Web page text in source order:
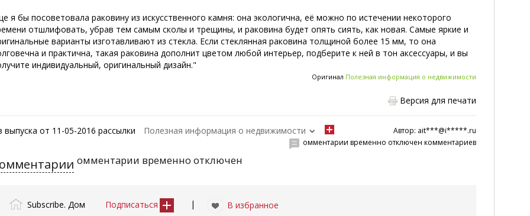
я бы посоветовала раковину из искусственного камня: она экологична, её можно по истечении некоторого
отшлифовать, убрав тем самым сколы и трещины, и раковина будет опять сиять, как новая. Самые яркие и
варианты изготавливают из стекла. Если стеклянная раковина толщиной более 15 мм, то она
и практична, такая раковина дополнит цветом любой интерьер, подберите к ней в тон аксессуары, и вы
индивидуальный, оригинальный дизайн."
Оригинал Полезная информация о недвижимости
Версия для печати
выпуска от 11-05-2016 рассылки Полезная информация о недвижимости Автор: ait***@i*****.ru
омментарии временно отключен комментариев
омментарии временно отключен
Subscribe. Дом Подписаться | В избранное